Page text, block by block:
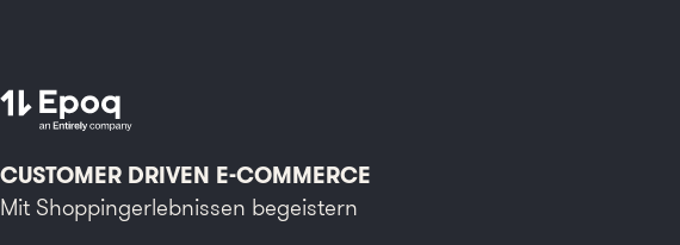
CUSTOMER DRIVEN E-COMMERCE
Mit Shoppingerlebnissen begeistern